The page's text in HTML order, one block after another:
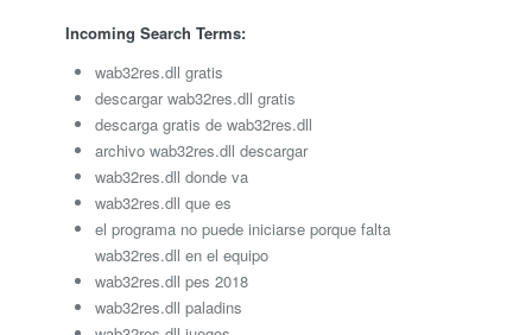
Incoming Search Terms:
wab32res.dll gratis
descargar wab32res.dll gratis
descarga gratis de wab32res.dll
archivo wab32res.dll descargar
wab32res.dll donde va
wab32res.dll que es
el programa no puede iniciarse porque falta
wab32res.dll en el equipo
wab32res.dll pes 2018
wab32res.dll paladins